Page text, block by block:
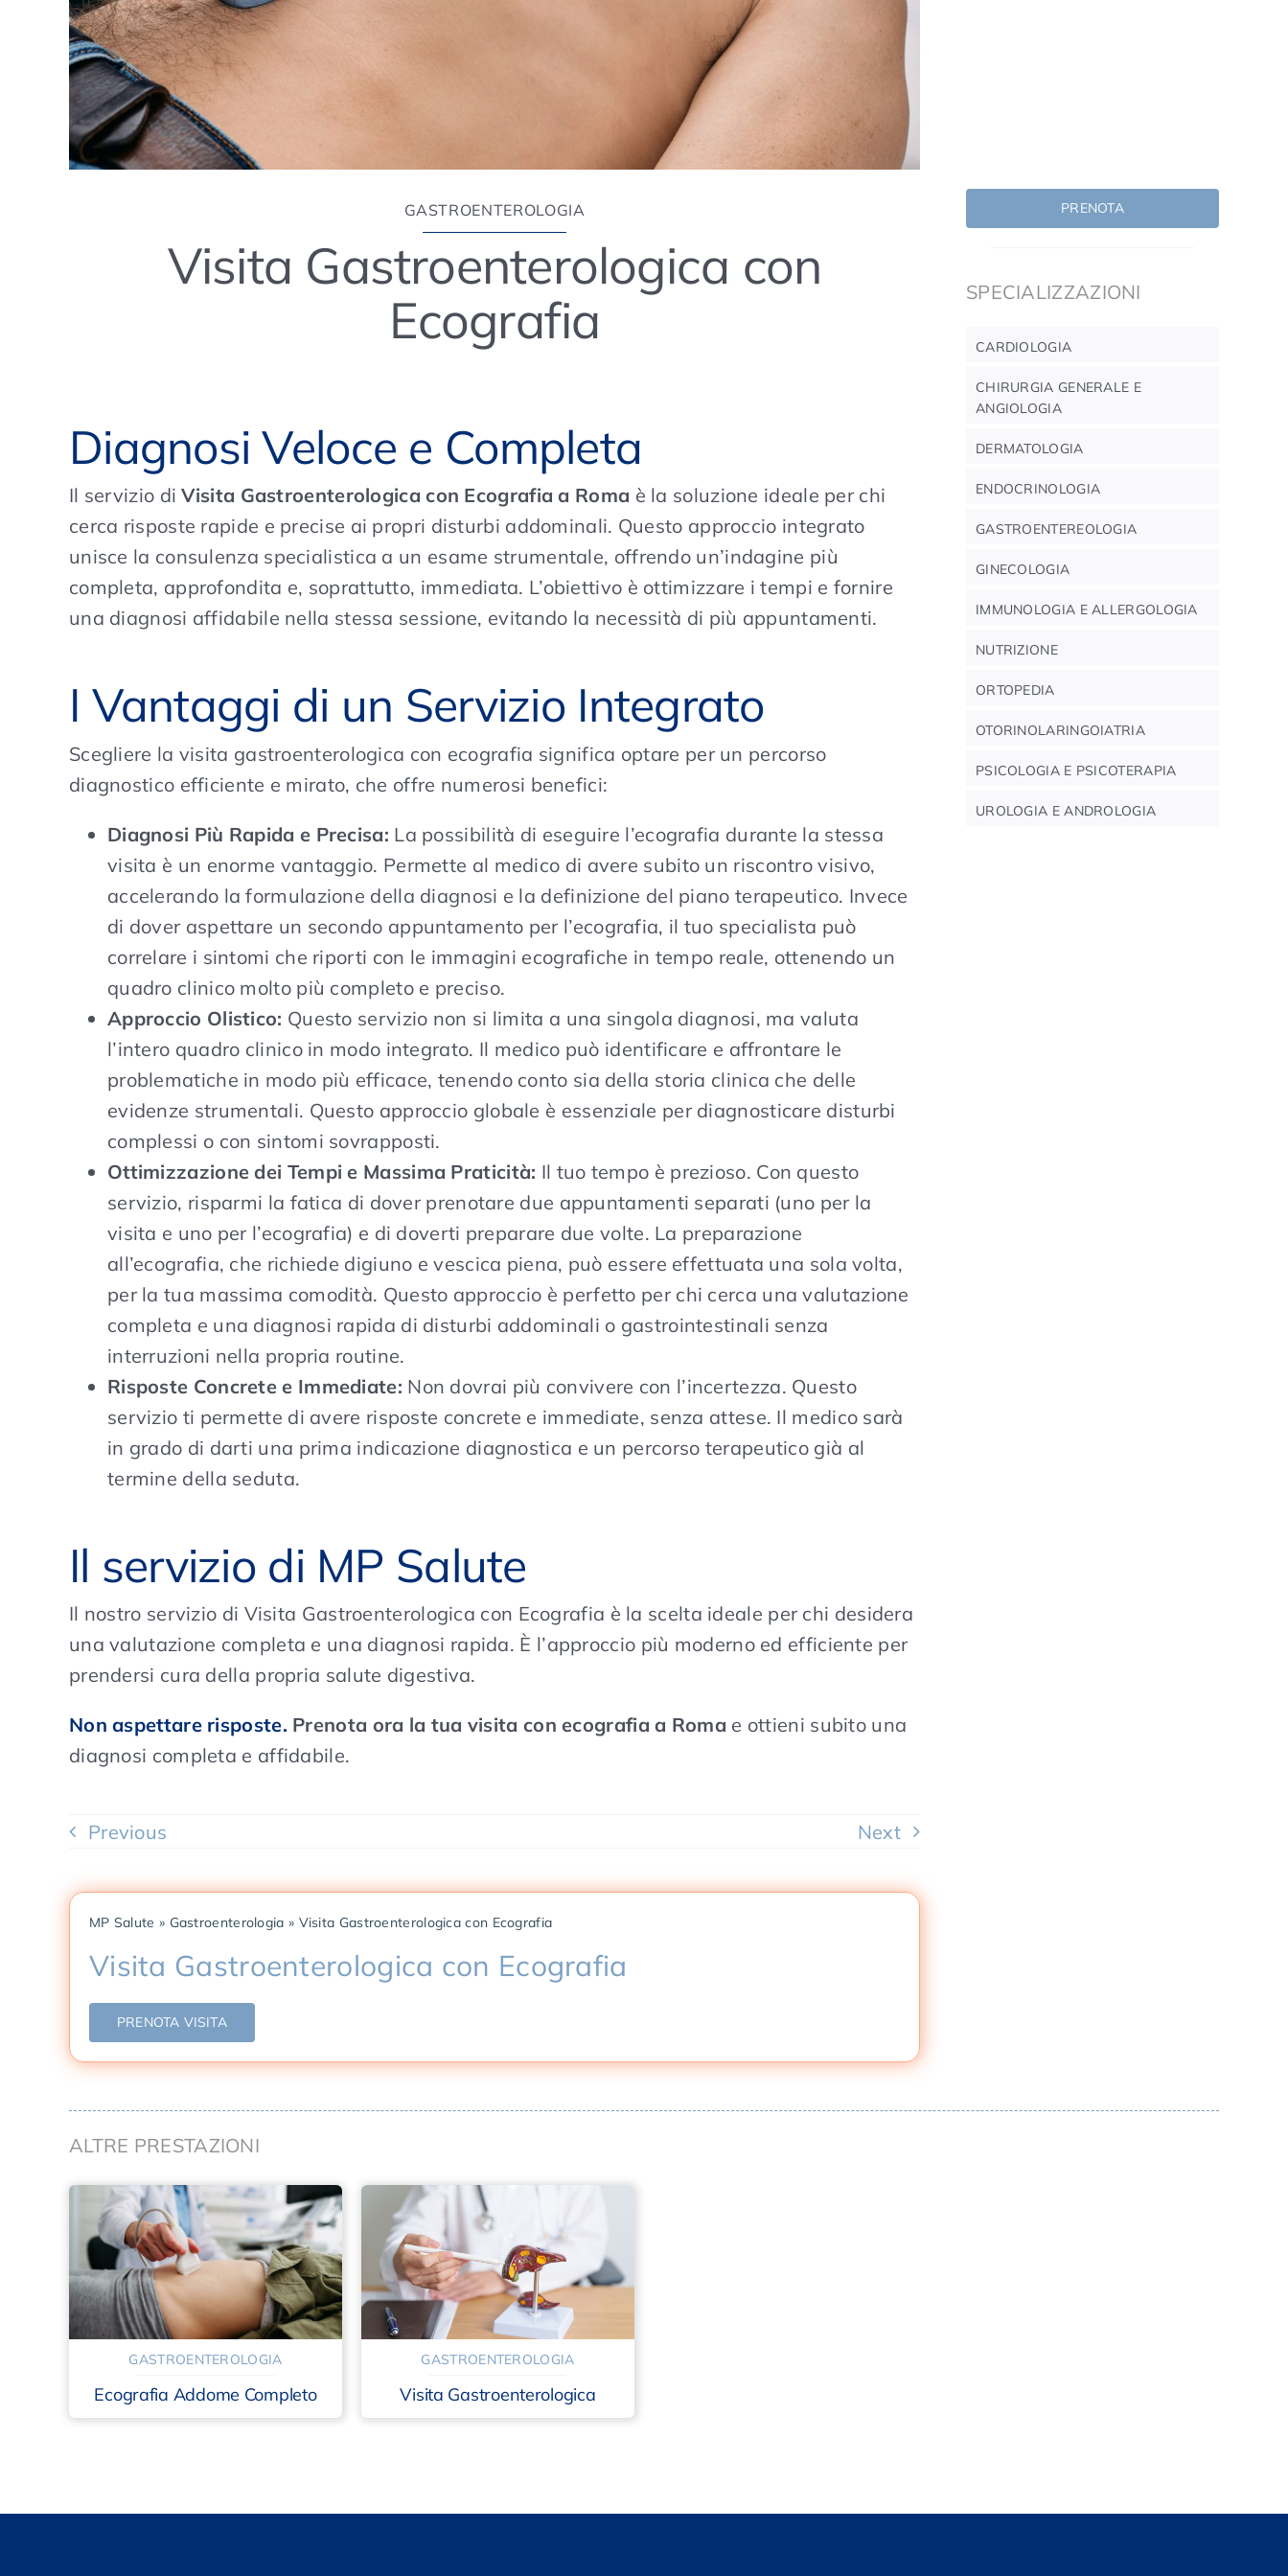
GASTROENTEROLOGIA
Visita Gastroenterologica con
Ecografia
Diagnosi Veloce e Completa
Il servizio diVisita Gastroenterologica con Ecografia a Roma è la soluzione ideale per chi
cerca risposte rapide e precise ai propri disturbi addominali. Questo approccio integrato
unisce la consulenza specialistica a un esame strumentale, offrendo un’indagine più
completa, approfondita e, soprattutto, immediata. L’obiettivo è ottimizzare i tempi e fornire
una diagnosi affidabile nella stessa sessione, evitando la necessità di più appuntamenti.
I Vantaggi di un Servizio Integrato
Scegliere la visita gastroenterologica con ecografia significa optare per un percorso
diagnostico efficiente e mirato, che offre numerosi benefici:
Diagnosi Più Rapida e Precisa: La possibilità di eseguire l’ecografia durante la stessa
visita è un enorme vantaggio. Permette al medico di avere subito un riscontro visivo,
accelerando la formulazione della diagnosi e la definizione del piano terapeutico. Invece
di dover aspettare un secondo appuntamento per l’ecografia, il tuo specialista può
correlare i sintomi che riporti con le immagini ecografiche in tempo reale, ottenendo un
quadro clinico molto più completo e preciso.
Approccio Olistico: Questo servizio non si limita a una singola diagnosi, ma valuta
l’intero quadro clinico in modo integrato. Il medico può identificare e affrontare le
problematiche in modo più efficace, tenendo conto sia della storia clinica che delle
evidenze strumentali. Questo approccio globale è essenziale per diagnosticare disturbi
complessi o con sintomi sovrapposti.
Ottimizzazione dei Tempi e Massima Praticità: Il tuo tempo è prezioso. Con questo
servizio, risparmi la fatica di dover prenotare due appuntamenti separati (uno per la
visita e uno per l’ecografia) e di doverti preparare due volte. La preparazione
all’ecografia, che richiede digiuno e vescica piena, può essere effettuata una sola volta,
per la tua massima comodità. Questo approccio è perfetto per chi cerca una valutazione
completa e una diagnosi rapida di disturbi addominali o gastrointestinali senza
interruzioni nella propria routine.
Risposte Concrete e Immediate: Non dovrai più convivere con l’incertezza. Questo
servizio ti permette di avere risposte concrete e immediate, senza attese. Il medico sarà
in grado di darti una prima indicazione diagnostica e un percorso terapeutico già al
termine della seduta.
Il servizio di MP Salute
Il nostro servizio di Visita Gastroenterologica con Ecografia è la scelta ideale per chi desidera
una valutazione completa e una diagnosi rapida. È l’approccio più moderno ed efficiente per
prendersi cura della propria salute digestiva.
Non aspettare risposte. Prenota ora la tua visita con ecografia a Romae ottieni subito una
diagnosi completa e affidabile.
Previous Next
PRENOTA
SPECIALIZZAZIONI
CARDIOLOGIA
CHIRURGIA GENERALE E
ANGIOLOGIA
DERMATOLOGIA
ENDOCRINOLOGIA
GASTROENTEREOLOGIA
GINECOLOGIA
IMMUNOLOGIA E ALLERGOLOGIA
NUTRIZIONE
ORTOPEDIA
OTORINOLARINGOIATRIA
PSICOLOGIA E PSICOTERAPIA
UROLOGIA E ANDROLOGIA
MP Salute » Gastroenterologia » Visita Gastroenterologica con Ecografia
Visita Gastroenterologica con Ecografia
PRENOTA VISITA
ALTRE PRESTAZIONI
GASTROENTEROLOGIA
Ecografia Addome Completo
GASTROENTEROLOGIA
Visita Gastroenterologica